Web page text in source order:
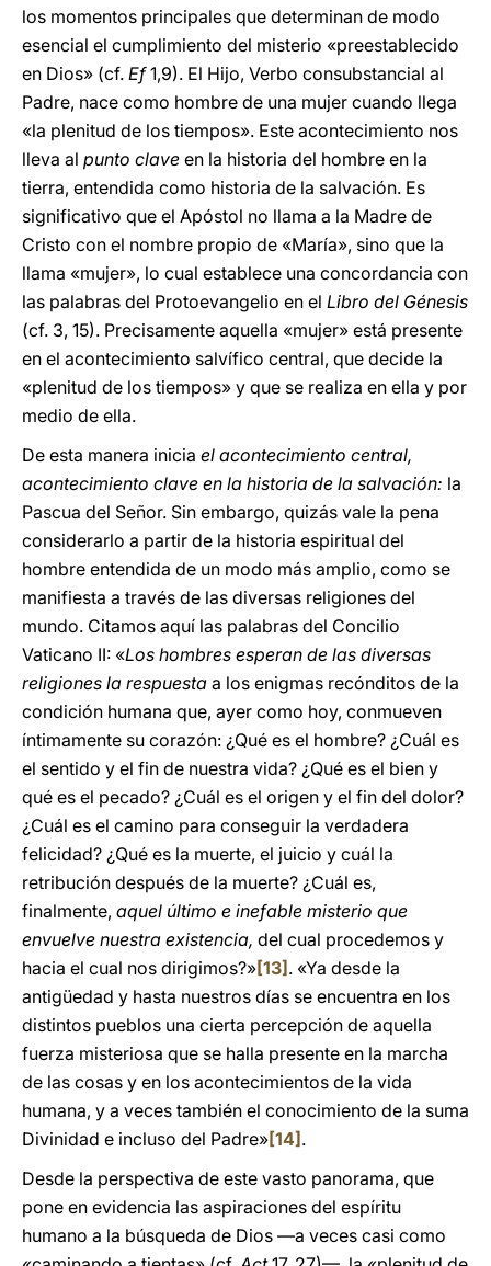
los momentos principales que determinan de modo
esencial el cumplimiento del misterio «preestablecido
en Dios» (cf. Ef1,9). El Hijo, Verbo consubstancial al
Padre, nace como hombre de una mujer cuando llega
«la plenitud de los tiempos». Este acontecimiento nos
lleva al punto clave en la historia del hombre en la
tierra, entendida como historia de la salvación. Es
significativo que el Apóstol no llama a la Madre de
Cristo con el nombre propio de «María», sino que la
llama «mujer», lo cual establece una concordancia con
las palabras del Protoevangelio en el Libro del Génesis
(cf. 3, 15). Precisamente aquella «mujer» está presente
en el acontecimiento salvífico central, que decide la
«plenitud de los tiempos» y que se realiza en ella y por
medio de ella.
De esta manera inicia el acontecimiento central,
acontecimiento clave en la historia de la salvación: la
Pascua del Señor. Sin embargo, quizás vale la pena
considerarlo a partir de la historia espiritual del
hombre entendida de un modo más amplio, como se
manifiesta a través de las diversas religiones del
mundo. Citamos aquí las palabras del Concilio
Vaticano II: «Los hombres esperan de las diversas
religiones la respuesta a los enigmas recónditos de la
condición humana que, ayer como hoy, conmueven
íntimamente su corazón: ¿Qué es el hombre? ¿Cuál es
el sentido y el fin de nuestra vida? ¿Qué es el bien y
qué es el pecado? ¿Cuál es el origen y el fin del dolor?
¿Cuál es el camino para conseguir la verdadera
felicidad? ¿Qué es la muerte, el juicio y cuál la
retribución después de la muerte? ¿Cuál es,
finalmente, aquel último e inefable misterio que
envuelve nuestra existencia, del cual procedemos y
hacia el cual nos dirigimos?»[13] . «Ya desde la
antigüedad y hasta nuestros días se encuentra en los
distintos pueblos una cierta percepción de aquella
fuerza misteriosa que se halla presente en la marcha
de las cosas y en los acontecimientos de la vida
humana, y a veces también el conocimiento de la suma
Divinidad e incluso del Padre»[14] .
Desde la perspectiva de este vasto panorama, que
pone en evidencia las aspiraciones del espíritu
humano a la búsqueda de Dios —a veces casi como